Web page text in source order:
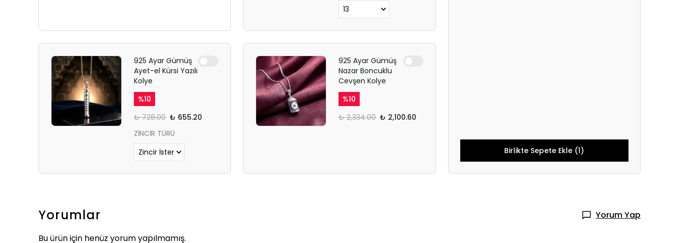
925 Ayar Gümüş
Ayet-el Kürsi Yazılı
Kolye
%10
₺ 728.00 ₺ 655.20
ZİNCİR TÜRÜ
925 Ayar Gümüş
Nazar Boncuklu
Cevşen Kolye
%10
₺ 2,334.00 ₺ 2,100.60
Birlikte Sepete Ekle (1)
Yorumlar
Yorum Yap
Bu ürün için henüz yorum yapılmamış.